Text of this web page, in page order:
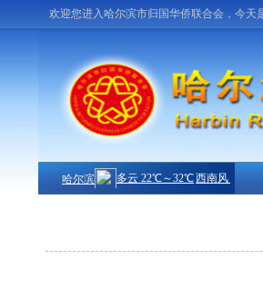
欢迎您进入哈尔滨市归国华侨联合会，今天